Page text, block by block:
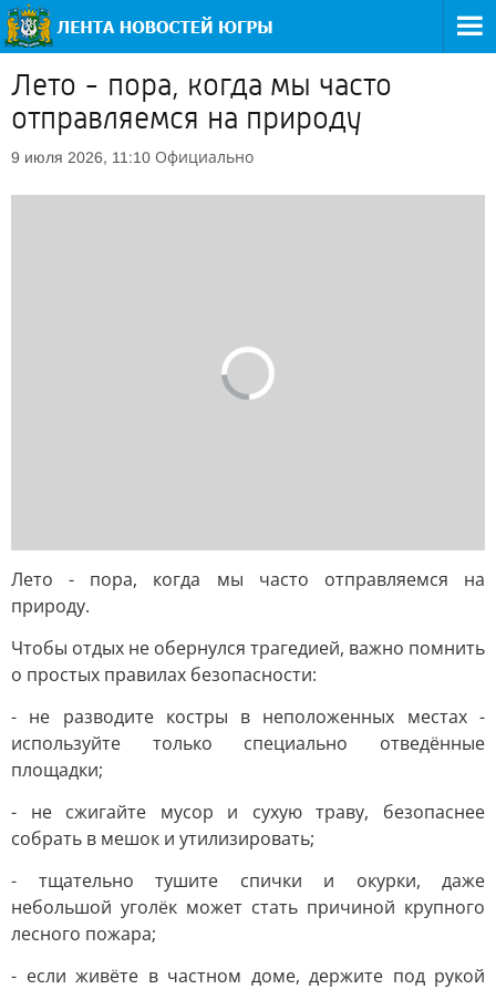
Лето - пора, когда мы часто
отправляемся на природу
9 июля 2026, 11:10 Официально
Лето - пора, когда мы часто отправляемся на
природу.
Чтобы отдых не обернулся трагедией, важно помнить
о простых правилах безопасности:
- не разводите костры в неположенных местах -
используйте только специально отведённые
площадки;
- не сжигайте мусор и сухую траву, безопаснее
собрать в мешок и утилизировать;
- тщательно тушите спички и окурки, даже
небольшой уголёк может стать причиной крупного
лесного пожара;
- если живёте в частном доме, держите под рукой